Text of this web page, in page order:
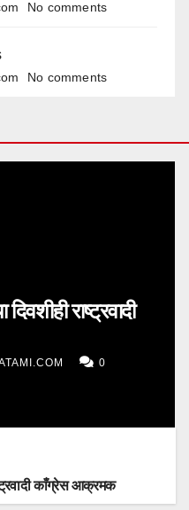
No comments
No comments
राष्ट्रवादी
0
काँग्रेस आक्रमक